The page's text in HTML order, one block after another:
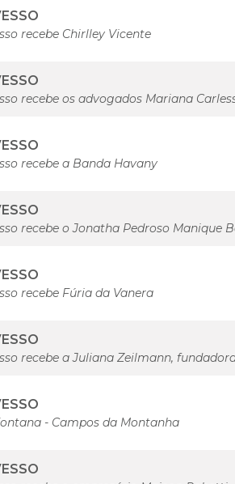
recebe Chirlley Vicente
recebe os advogados Mariana
recebe a Banda Havany
recebe o Jonatha Pedroso Manique
recebe Fúria da Vanera
recebe a Juliana Zeilmann,
- Campos da Montanha